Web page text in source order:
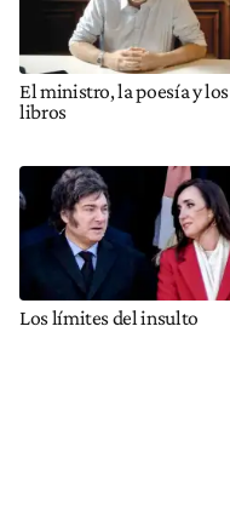
El ministro, la poesía y los
libros
Los límites del insulto